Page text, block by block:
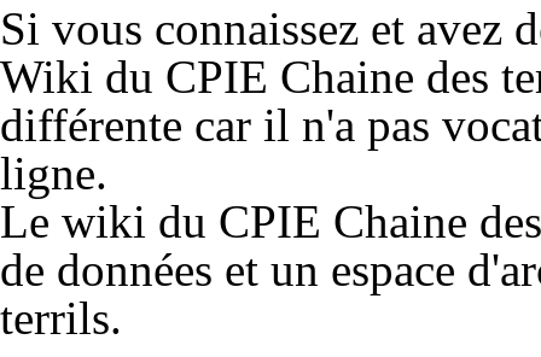
Si vous connaissez et avez
Wiki du CPIE Chaine des
différente car il n'a pas
ligne.
Le wiki du CPIE Chaine
de données et un espace
terrils.